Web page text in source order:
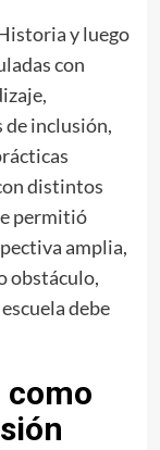
y luego
con
de inclusión,
distintos
permitió
amplia,
obstáculo,
debe
como